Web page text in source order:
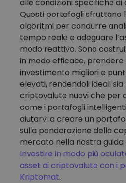
alle condizioni specifiche
Questi portafogli sfruttano
algoritmi per condurre
tempo reale e adeguare
modo reattivo. Sono
in modo efficace, prendere
investimento migliori e
elevati, rendendoli ideali
criptovalute nuovi che per
come i portafogli
aiutarvi a creare un
sulla ponderazione della
mercato nella nostra
Investire in modo più
asset di criptovalute con i
Kriptomat.